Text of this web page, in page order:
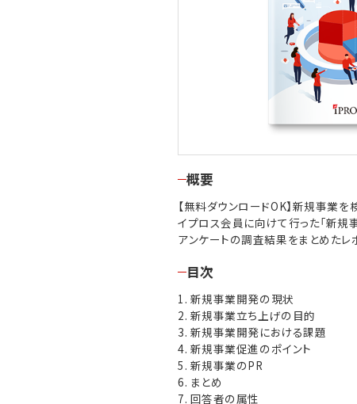
概要
【無料ダウンロードOK】新規事業を
イプロス会員に向けて行った「新規
アンケートの調査結果をまとめたレ
目次
1. 新規事業開発の現状
2. 新規事業立ち上げの目的
3. 新規事業開発における課題
4. 新規事業促進のポイント
5. 新規事業のPR
6. まとめ
7. 回答者の属性